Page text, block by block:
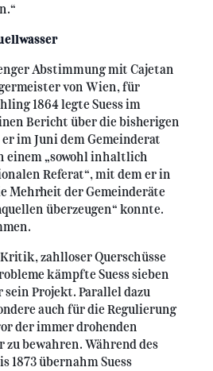
Abstimmung mit Cajetan
von Wien, für
1864 legte Suess im
Bericht über die bisherigen
im Juni dem Gemeinderat
einem „sowohl inhaltlich
Referat“, mit dem er in
Mehrheit der Gemeinderäte
überzeugen“ konnte.
zahlloser Querschüsse
kämpfte Suess sieben
Projekt. Parallel dazu
auch für die Regulierung
der immer drohenden
bewahren. Während des
1873 übernahm Suess